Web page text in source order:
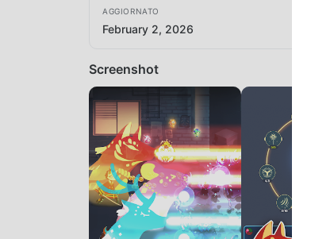
AGGIORNATO
February 2, 2026
Screenshot